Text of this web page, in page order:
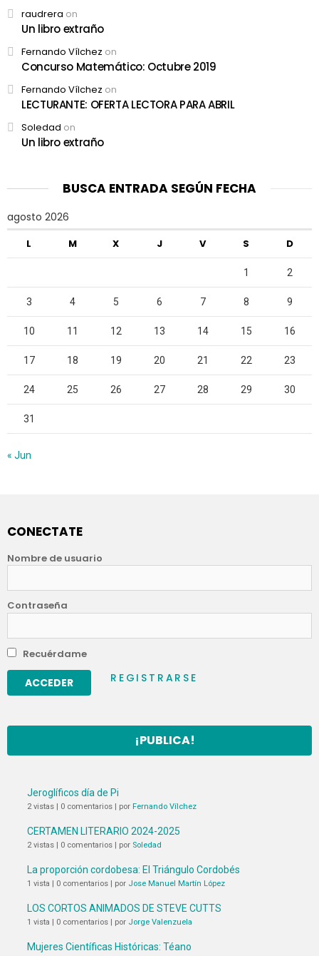
raudrera on
Un libro extraño
Fernando Vílchez on
Concurso Matemático: Octubre 2019
Fernando Vílchez on
LECTURANTE: OFERTA LECTORA PARA ABRIL
Soledad on
Un libro extraño
BUSCA ENTRADA SEGÚN FECHA
agosto 2026
L M X J V S D
1 2
3 4 5 6 7 8 9
10 11 12 13 14 15 16
17 18 19 20 21 22 23
24 25 26 27 28 29 30
31
« Jun
CONECTATE
Nombre de usuario
Contraseña
Recuérdame
REGISTRARSE
¡PUBLICA!
Jeroglíficos día de Pi
2 vistas | 0 comentarios | por Fernando Vílchez
CERTAMEN LITERARIO 2024-2025
2 vistas | 0 comentarios | por Soledad
La proporción cordobesa: El Triángulo Cordobés
1 vista | 0 comentarios | por Jose Manuel Martín López
LOS CORTOS ANIMADOS DE STEVE CUTTS
1 vista | 0 comentarios | por Jorge Valenzuela
Mujeres Científicas Históricas: Téano